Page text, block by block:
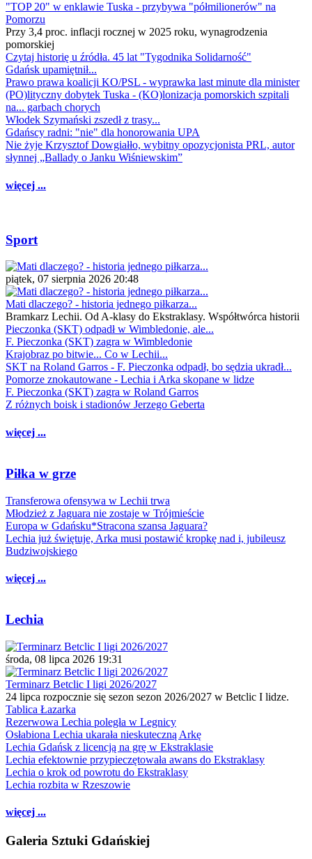
"TOP 20" w enklawie Tuska - przybywa "półmilionerów" na
Pomorzu
Przy 3,4 proc. inflacji rocznej w 2025 roku, wynagrodzenia
pomorskiej
Czytaj historię u źródła. 45 lat "Tygodnika Solidarność"
Gdańsk upamiętnił...
Prawo prawa koalicji KO/PSL - wyprawka last minute dla minister
(PO)lityczny dobytek Tuska - (KO)lonizacja pomorskich szpitali
na... garbach chorych
Włodek Szymański zszedł z trasy...
Gdańscy radni: "nie" dla honorowania UPA
Nie żyje Krzysztof Dowgiałło, wybitny opozycjonista PRL, autor
słynnej „Ballady o Janku Wiśniewskim”
więcej ...
Sport
piątek, 07 sierpnia 2026 20:48
Mati dlaczego? - historia jednego piłkarza...
Bramkarz Lechii. Od A-klasy do Ekstraklasy. Współtwórca historii
Pieczonka (SKT) odpadł w Wimbledonie, ale...
F. Pieczonka (SKT) zagra w Wimbledonie
Krajobraz po bitwie... Co w Lechii...
SKT na Roland Garros - F. Pieczonka odpadł, bo sędzia ukradł...
Pomorze znokautowane - Lechia i Arka skopane w lidze
F. Pieczonka (SKT) zagra w Roland Garros
Z różnych boisk i stadionów Jerzego Geberta
więcej ...
Piłka w grze
Transferowa ofensywa w Lechii trwa
Młodzież z Jaguara nie zostaje w Trójmieście
Europa w Gdańsku*Stracona szansa Jaguara?
Lechia już świętuje, Arka musi postawić kropkę nad i, jubileusz
Budziwojskiego
więcej ...
Lechia
środa, 08 lipca 2026 19:31
Terminarz Betclic I ligi 2026/2027
24 lipca rozpocznie się sezon sezon 2026/2027 w Betclic I lidze.
Tablica Łazarka
Rezerwowa Lechia poległa w Legnicy
Osłabiona Lechia ukarała nieskuteczną Arkę
Lechia Gdańsk z licencją na grę w Ekstraklasie
Lechia efektownie przypieczętowała awans do Ekstraklasy
Lechia o krok od powrotu do Ekstraklasy
Lechia rozbita w Rzeszowie
więcej ...
Galeria Sztuki Gdańskiej